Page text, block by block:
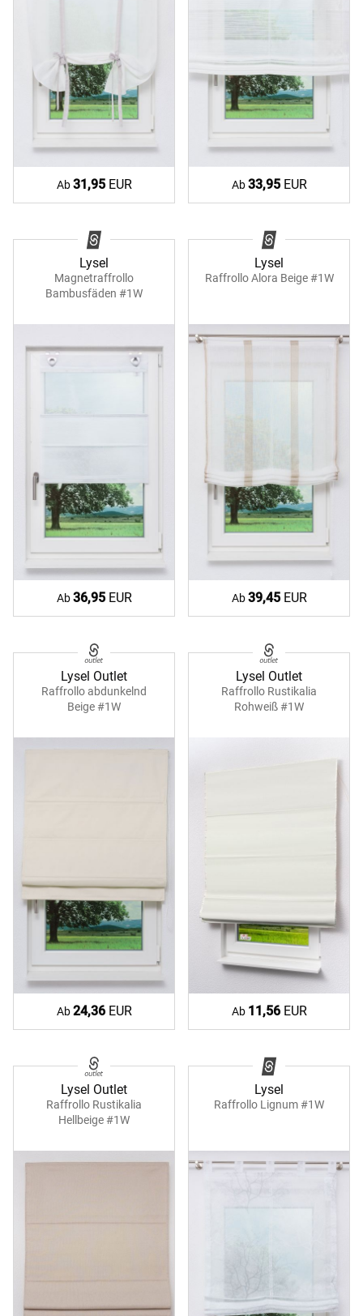
Ab31,95EUR Ab33,95EUR
Lysel
Magnetraffrollo
Bambusfäden #1W
Ab36,95EUR
Lysel
Raffrollo Alora Beige #1W
Ab39,45EUR
Lysel Outlet
Raffrollo abdunkelnd
Beige #1W
Ab24,36EUR
Lysel Outlet
Raffrollo Rustikalia
Rohweiß #1W
Ab 11,56EUR
Lysel Outlet
Raffrollo Rustikalia
Hellbeige #1W
Lysel
Raffrollo Lignum #1W